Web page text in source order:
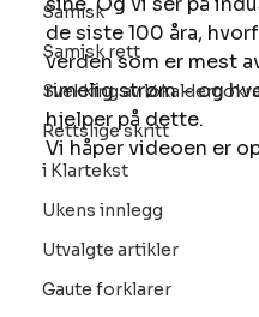
Samisk
Samisk rett
Svekking av
Rettslige skritt
i Klartekst
Ukens innlegg
Utvalgte artikler
Gaute forklarer
de siste 100 åra,
verden som er mest
rimelig strøm – og
hjelper på dette.
Vi håper videoen er